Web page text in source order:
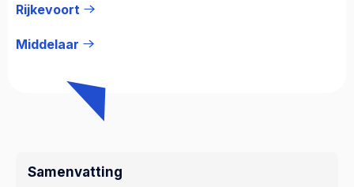
Rijkevoort
Middelaar
Samenvatting